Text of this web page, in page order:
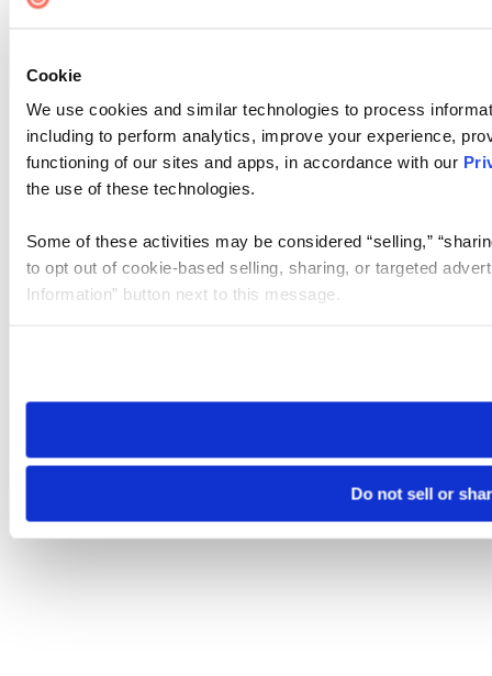
Cookie
We use cookies and similar technologies to process
including to perform analytics, improve your experience,
functioning of our sites and apps, in accordance with our
the use of these technologies.
Some of these activities may be considered “selling,”
to opt out of cookie-based selling, sharing, or targeted
Information” button next to this message.
need to be set again.
Do not sell or